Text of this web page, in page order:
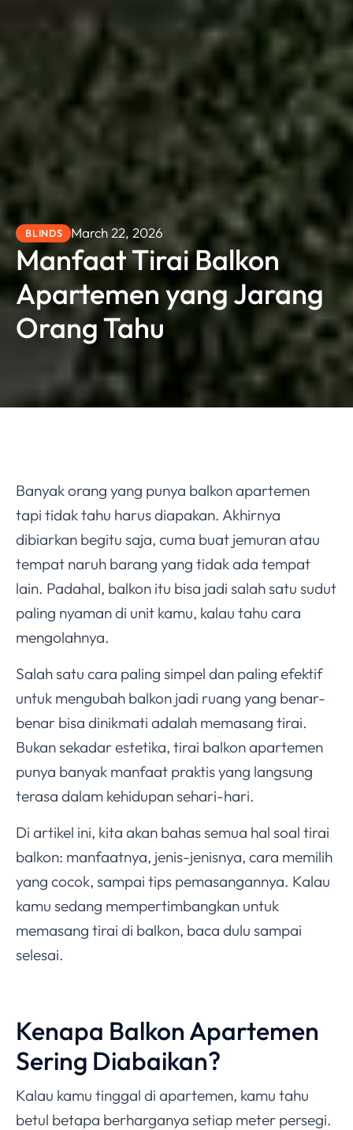
BLINDS March 22, 2026
Manfaat Tirai Balkon
Apartemen yang Jarang
Orang Tahu
Banyak orang yang punya balkon apartemen
tapi tidak tahu harus diapakan. Akhirnya
dibiarkan begitu saja, cuma buat jemuran atau
tempat naruh barang yang tidak ada tempat
lain. Padahal, balkon itu bisa jadi salah satu sudut
paling nyaman di unit kamu, kalau tahu cara
mengolahnya.
Salah satu cara paling simpel dan paling efektif
untuk mengubah balkon jadi ruang yang benar-
benar bisa dinikmati adalah memasang tirai.
Bukan sekadar estetika, tirai balkon apartemen
punya banyak manfaat praktis yang langsung
terasa dalam kehidupan sehari-hari.
Di artikel ini, kita akan bahas semua hal soal tirai
balkon: manfaatnya, jenis-jenisnya, cara memilih
yang cocok, sampai tips pemasangannya. Kalau
kamu sedang mempertimbangkan untuk
memasang tirai di balkon, baca dulu sampai
selesai.
Kenapa Balkon Apartemen
Sering Diabaikan?
Kalau kamu tinggal di apartemen, kamu tahu
betul betapa berharganya setiap meter persegi.